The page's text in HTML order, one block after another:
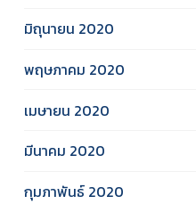
มิถุนายน 2020
พฤษภาคม 2020
เมษายน 2020
มีนาคม 2020
กุมภาพันธ์ 2020